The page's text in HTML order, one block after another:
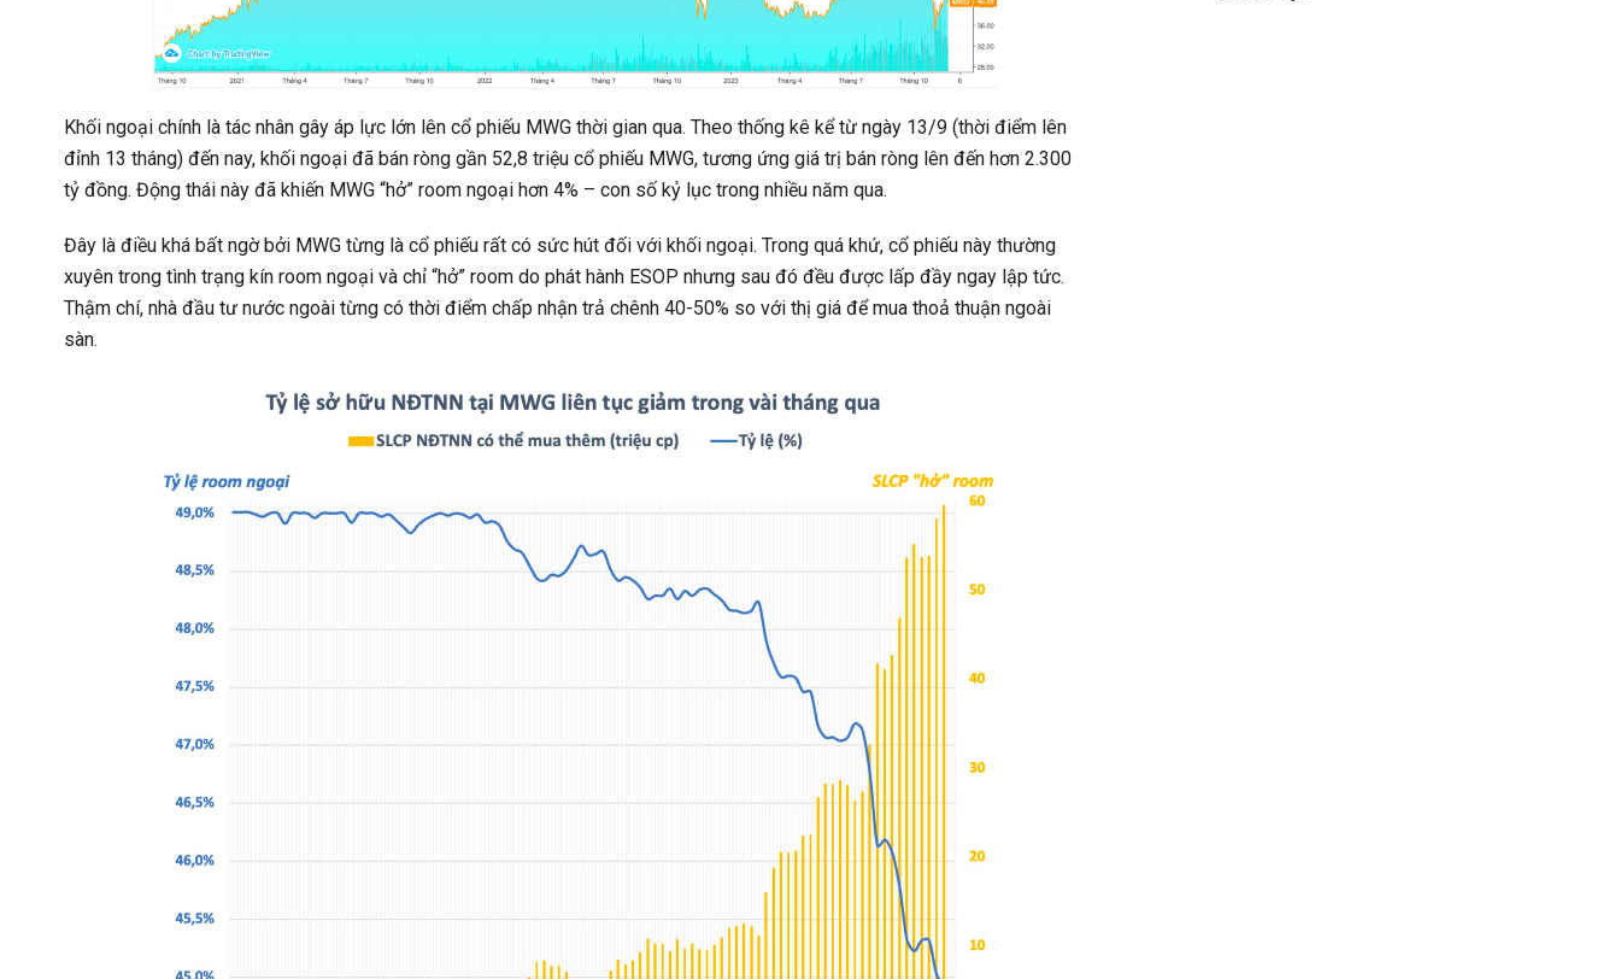
Khối ngoại chính là tác nhân gây áp lực lớn lên cổ phiếu MWG thời gian qua. Theo thống kê kể từ ngày 13/9 (thời điểm lên
đỉnh 13 tháng) đến nay, khối ngoại đã bán ròng gần 52,8 triệu cổ phiếu MWG, tương ứng giá trị bán ròng lên đến hơn 2.300
tỷ đồng. Động thái này đã khiến MWG “hở” room ngoại hơn 4% – con số kỷ lục trong nhiều năm qua.
Đây là điều khá bất ngờ bởi MWG từng là cổ phiếu rất có sức hút đối với khối ngoại. Trong quá khứ, cổ phiếu này thường
xuyên trong tình trạng kín room ngoại và chỉ “hở” room do phát hành ESOP nhưng sau đó đều được lấp đầy ngay lập tức.
Thậm chí, nhà đầu tư nước ngoài từng có thời điểm chấp nhận trả chênh 40-50% so với thị giá để mua thoả thuận ngoài
sàn.